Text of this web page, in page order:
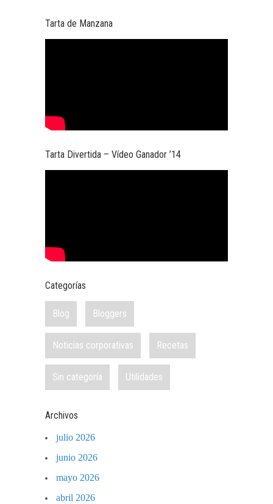
Tarta de Manzana
Tarta Divertida – Vídeo Ganador ’14
Categorías
Blog Bloggers
Noticias corporativas Recetas
Sin categoría Utilidades
Archivos
julio 2026
junio 2026
mayo 2026
abril 2026